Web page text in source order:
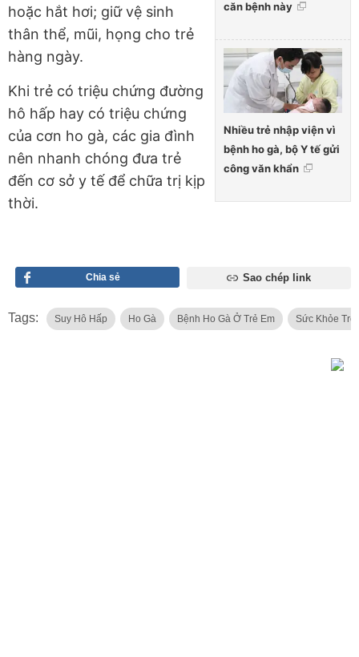
căn bệnh này
Nhiều trẻ nhập viện vì
bệnh ho gà, bộ Y tế gửi
công văn khẩn
hoặc hắt hơi; giữ vệ sinh
thân thể, mũi, họng cho trẻ
hàng ngày.
Khi trẻ có triệu chứng đường
hô hấp hay có triệu chứng
của cơn ho gà, các gia đình
nên nhanh chóng đưa trẻ
đến cơ sở y tế để chữa trị kịp
thời.
Chia sẻ Sao chép link
Tags: Suy Hô Hấp Ho Gà Bệnh Ho Gà Ở Trẻ Em Sức Khỏe Trẻ